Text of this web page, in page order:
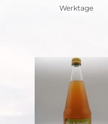
Werktage